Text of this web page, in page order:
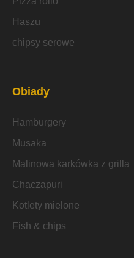
Haszu
chipsy serowe
Obiady
Hamburgery
Musaka
Malinowa karkówka z grilla
Chaczapuri
Kotlety mielone
Fish & chips